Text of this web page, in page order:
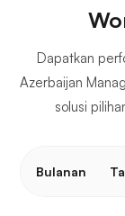
Dapatkan
Azerbaijan
solusi
Bulanan